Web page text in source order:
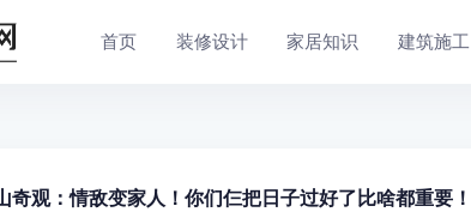
首页 装修设计 家居知识 建筑施工
奇观：情敌变家人！你们仨把日子过好了比啥都重要！